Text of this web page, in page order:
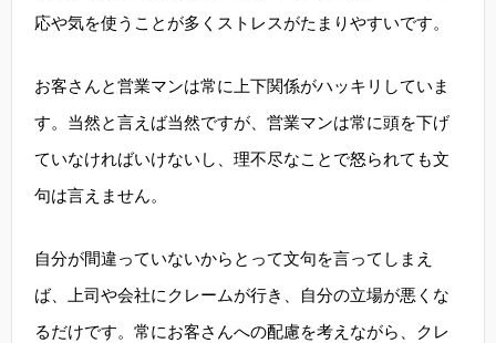
応や気を使うことが多くストレスがたまりやすいです。
お客さんと営業マンは常に上下関係がハッキリしていま
す。当然と言えば当然ですが、営業マンは常に頭を下げ
ていなければいけないし、理不尽なことで怒られても文
句は言えません。
自分が間違っていないからとって文句を言ってしまえ
ば、上司や会社にクレームが行き、自分の立場が悪くな
るだけです。常にお客さんへの配慮を考えながら、クレ